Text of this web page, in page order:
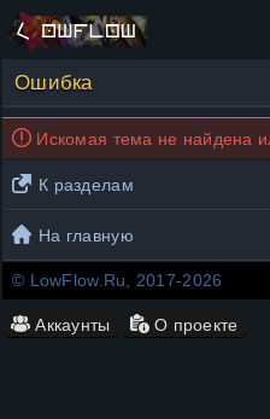
Ошибка
Искомая тема не найдена
К разделам
На главную
© LowFlow.Ru, 2017-2026
Аккаунты О проекте